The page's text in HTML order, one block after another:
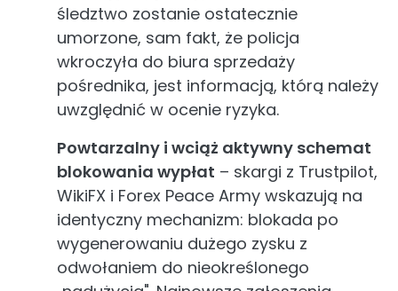
śledztwo zostanie ostatecznie
umorzone, sam fakt, że policja
wkroczyła do biura sprzedaży
pośrednika, jest informacją, którą należy
uwzględnić w ocenie ryzyka.
Powtarzalny i wciąż aktywny schemat
blokowania wypłat – skargi z Trustpilot,
WikiFX i Forex Peace Army wskazują na
identyczny mechanizm: blokada po
wygenerowaniu dużego zysku z
odwołaniem do nieokreślonego